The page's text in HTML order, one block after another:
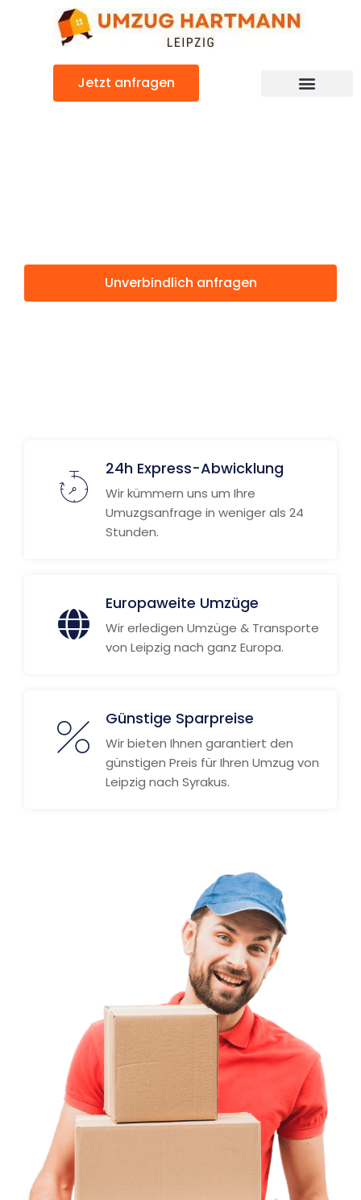
Jetzt anfragen
Unverbindlich anfragen
24h Express-Abwicklung
Wir kümmern uns um Ihre
Umuzgsanfrage in weniger als 24
Stunden.
Europaweite Umzüge
Wir erledigen Umzüge & Transporte
von Leipzig nach ganz Europa.
Günstige Sparpreise
Wir bieten Ihnen garantiert den
günstigen Preis für Ihren Umzug von
Leipzig nach Syrakus.